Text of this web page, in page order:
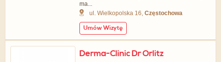
ma...
ul. Wielkopolska 16,Częstochowa
Umów Wizytę
Derma-Clinic Dr Orlitz